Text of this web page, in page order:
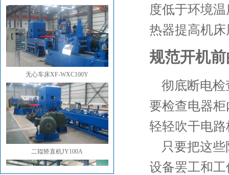
无心车床XF-WXC100Y
二辊矫直机JY100A
度低于环境
热器提高机
规范开机
彻底断电
要检查电器
轻轻吹干电
只要把这
设备罢工和